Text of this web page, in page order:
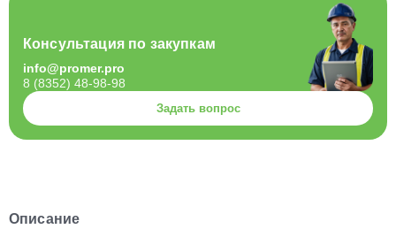
Описание
Консультация по закупкам
info@promer.pro
8 (8352) 48-98-98
Задать вопрос